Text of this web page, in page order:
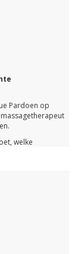
in z'n
Pardoen op
welke
Linda
Week door het
klik dan